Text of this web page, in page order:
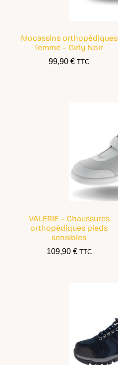
Mocassins orthopédiques
femme – Girly Noir
99,90€ TTC
VALERIE – Chaussures
orthopédiques pieds
sensibles
109,90 € TTC